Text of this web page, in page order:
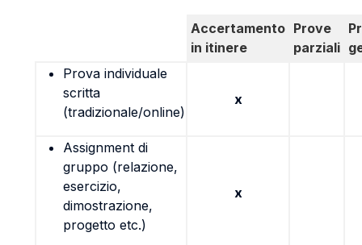
Accertamento
in itinere
Prove
parziali
Prova individuale
scritta
(tradizionale/online)
x
Assignment di
gruppo (relazione,
esercizio,
dimostrazione,
progetto etc.)
x